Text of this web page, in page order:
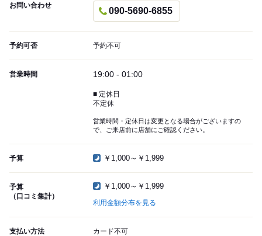
お問い合わせ
090-5690-6855
予約可否 予約不可
営業時間 19:00 - 01:00
■ 定休日
不定休
営業時間・定休日は変更となる場合がございますの
で、ご来店前に店舗にご確認ください。
予算 ￥1,000～￥1,999
予算
（口コミ集計）
￥1,000～￥1,999
利用金額分布を見る
支払い方法 カード不可